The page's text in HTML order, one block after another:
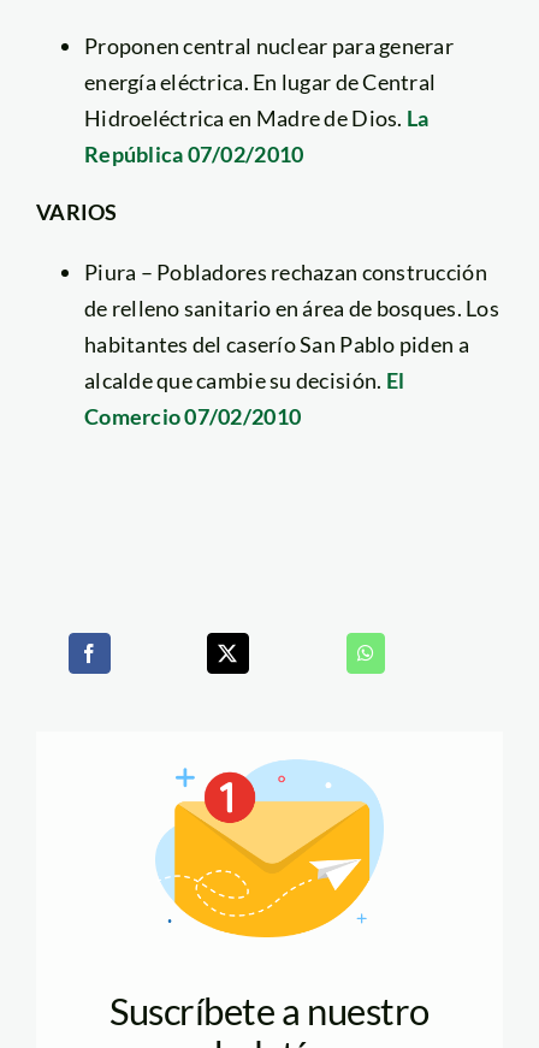
Proponen central nuclear para generar
energía eléctrica. En lugar de Central
Hidroeléctrica en Madre de Dios. La
República 07/02/2010
VARIOS
Piura – Pobladores rechazan construcción
de relleno sanitario en área de bosques. Los
habitantes del caserío San Pablo piden a
alcalde que cambie su decisión. El
Comercio 07/02/2010
Suscríbete a nuestro